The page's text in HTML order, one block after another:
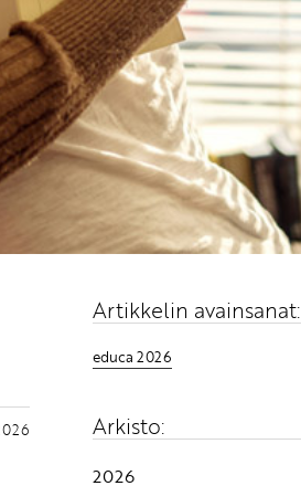
Artikkelin avainsanat:
educa 2026
Arkisto:
2026